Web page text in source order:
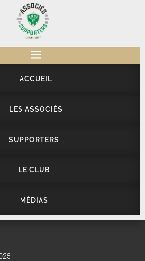
a
ACCUEIL
LES ASSOCIÉS
SUPPORTERS
LE CLUB
MÉDIAS